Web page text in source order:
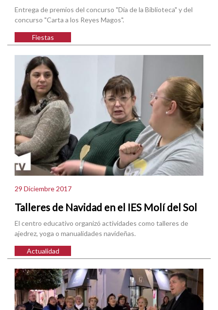
Entrega de premios del concurso "Día de la Biblioteca" y del
concurso "Carta a los Reyes Magos".
Fiestas
29 Diciembre 2017
Talleres de Navidad en el IES Molí del Sol
El centro educativo organizó actividades como talleres de
ajedrez, yoga o manualidades navideñas.
Actualidad